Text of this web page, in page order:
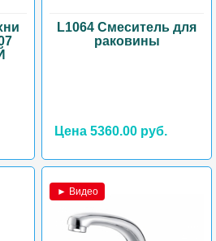
L1064 Смеситель для
раковины
Цена 5360.00 руб.
► Видео